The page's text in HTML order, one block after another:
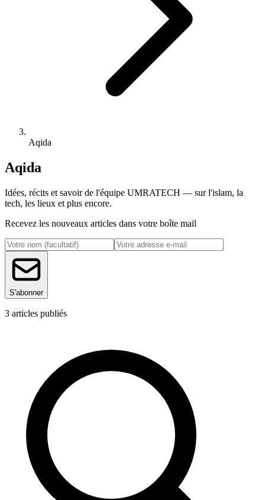
Aqida
Aqida
Idées, récits et savoir de l'équipe UMRATECH — sur l'islam, la
tech, les lieux et plus encore.
Recevez les nouveaux articles dans votre boîte mail
S'abonner
3 articles publiés